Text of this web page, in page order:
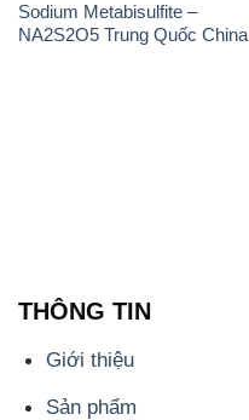
Sodium Metabisulfite –
NA2S2O5 Trung Quốc China
THÔNG TIN
Giới thiệu
Sản phẩm